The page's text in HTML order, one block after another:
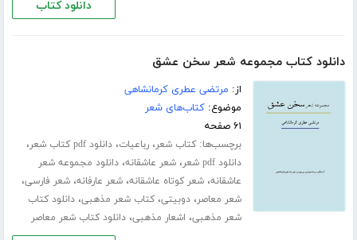
دانلود کتاب
دانلود کتاب مجموعه شعر سخن عشق
از: مرتضی عطری کرمانشاهی
موضوع:کتاب‌های شعر
۶۱ صفحه
برچسب‌ها:کتاب شعر،رباعیات،دانلود pdf کتاب شعر ،
دانلود pdf شعر ،شعر عاشقانه،دانلود مجموعه شعر
عاشقانه،شعر کوتاه عاشقانه،شعر عارفانه،شعر فارسی،
شعر معاصر،دوبیتی،کتاب شعر مذهبی،دانلود کتاب
شعر مذهبی، اشعار مذهبی،دانلود کتاب شعر معاصر